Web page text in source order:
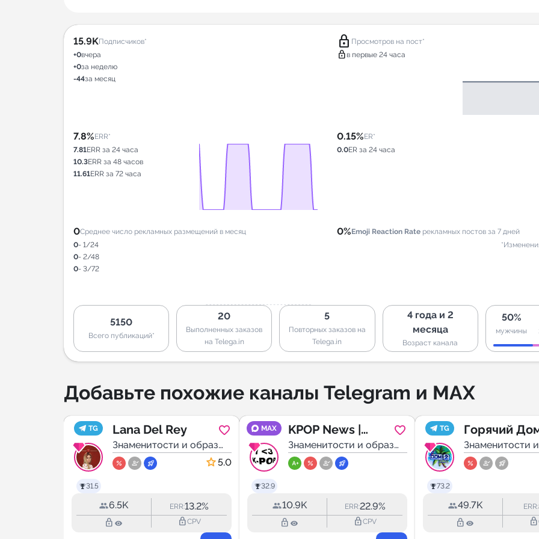
15.9KПодписчиков*
+0вчера
+0за неделю
-44за месяц
lock Просмотров на пост*
lock в первые 24 часа
7.8%ERR*
7.81ERR за 24 часа
10.3ERR за 48 часов
11.61ERR за 72 часа
0.15%ER*
0.0ER за 24 часа
0Среднее число рекламных размещений в месяц
0- 1/24
0- 2/48
0- 3/72
0%Emoji Reaction Rate рекламных постов за 7 дней
5150
Всего публикаций*
20
Выполненных заказов
на Telega.in
5
Повторных заказов на
Telega.in
4 года и 2
месяца
Возраст канала
50%
мужчины
Добавьте похожие каналы Telegram и MAX
TG
31.5
Lana Del Rey
Знаменитости и образ
жизни
5.0
6.5K ERR:13.2%
lock_outline lock_outlineCPV
MAX
32.9
KPOP News |
Корея
Шоубизнес
Знаменитости и образ
жизни
10.9K ERR:22.9%
lock_outline lock_outlineCPV
TG
73.2
Горячий
Знаменитости
жизни
49.7K ERR:
lock_outline lock_outline